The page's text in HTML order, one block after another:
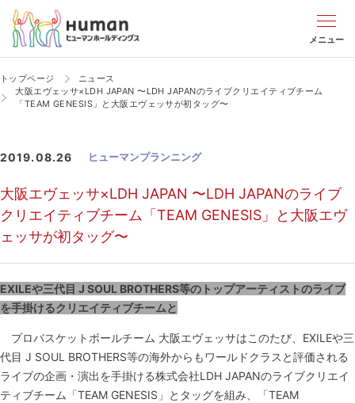
メニュー
トップページ
ニュース
大阪エヴェッサ×LDH JAPAN 〜LDH JAPANのライブクリエイティブチーム
「TEAM GENESIS」と大阪エヴェッサが初タッグ〜
2019.08.26 ヒューマンプランニング
大阪エヴェッサ×LDH JAPAN 〜LDH JAPANのライブ
クリエイティブチーム「TEAM GENESIS」と大阪エヴ
ェッサが初タッグ〜
EXILEや三代目 J SOUL BROTHERS等のトップアーティストのライブ
を手掛けるクリエイティブチームと
プロバスケットボールチーム 大阪エヴェッサはこのたび、EXILEや三
代目 J SOUL BROTHERS等の海外からもワールドクラスと評価される
ライブの企画・演出を手掛ける株式会社LDH JAPANのライブクリエイ
ティブチーム「TEAM GENESIS」とタッグを組み、「TEAM